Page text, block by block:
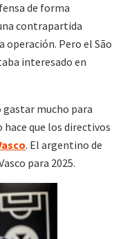
de forma
contrapartida
Pero el São
interesado en
gastar mucho para
que los directivos
. El argentino de
para 2025.